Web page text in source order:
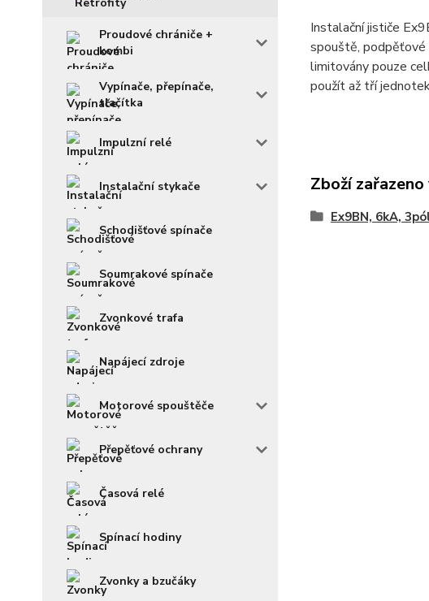
Proudové chrániče +
kombi
Vypínače, přepínače,
tlačítka
Impulzní relé
Instalační stykače
Schodišťové spínače
Soumrakové spínače
Zvonkové trafa
Napájecí zdroje
Motorové spouštěče
Přepěťové ochrany
Časová relé
Spínací hodiny
Zvonky a bzučáky
Instalační jističe
spouště, podpěťové
limitovány pouze
použít až tří
Zboží
Ex9BN, 6kA,